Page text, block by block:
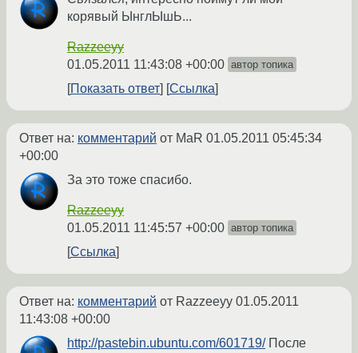
корявый ЫнглЫшЬ...
Razzeeyy
01.05.2011 11:43:08 +00:00 автор топика
Показать ответ Ссылка
Ответ на: комментарий от MaR 01.05.2011 05:45:34
+00:00
За это тоже спасибо.
Razzeeyy
01.05.2011 11:45:57 +00:00 автор топика
Ссылка
Ответ на: комментарий от Razzeeyy 01.05.2011
11:43:08 +00:00
http://pastebin.ubuntu.com/601719/После